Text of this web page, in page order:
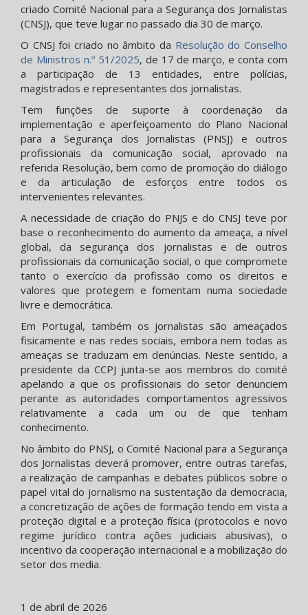
criado Comité Nacional para a Segurança dos Jornalistas
(CNSJ), que teve lugar no passado dia 30 de março.
O CNSJ foi criado no âmbito da Resolução do Conselho
de Ministros n.º 51/2025, de 17 de março, e conta com
a participação de 13 entidades, entre polícias,
magistrados e representantes dos jornalistas.
Tem funções de suporte à coordenação da
implementação e aperfeiçoamento do Plano Nacional
para a Segurança dos Jornalistas (PNSJ) e outros
profissionais da comunicação social, aprovado na
referida Resolução, bem como de promoção do diálogo
e da articulação de esforços entre todos os
intervenientes relevantes.
A necessidade de criação do PNJS e do CNSJ teve por
base o reconhecimento do aumento da ameaça, a nível
global, da segurança dos jornalistas e de outros
profissionais da comunicação social, o que compromete
tanto o exercício da profissão como os direitos e
valores que protegem e fomentam numa sociedade
livre e democrática.
Em Portugal, também os jornalistas são ameaçados
fisicamente e nas redes sociais, embora nem todas as
ameaças se traduzam em denúncias. Neste sentido, a
presidente da CCPJ junta-se aos membros do comité
apelando a que os profissionais do setor denunciem
perante as autoridades comportamentos agressivos
relativamente a cada um ou de que tenham
conhecimento.
No âmbito do PNSJ, o Comité Nacional para a Segurança
dos Jornalistas deverá promover, entre outras tarefas,
a realização de campanhas e debates públicos sobre o
papel vital do jornalismo na sustentação da democracia,
a concretização de ações de formação tendo em vista a
proteção digital e a proteção física (protocolos e novo
regime jurídico contra ações judiciais abusivas), o
incentivo da cooperação internacional e a mobilização do
setor dos media.
1 de abril de 2026